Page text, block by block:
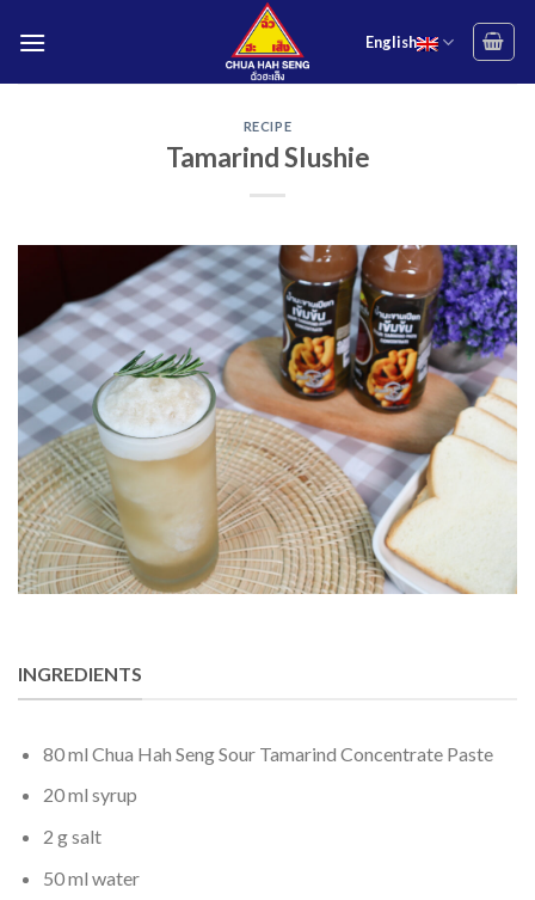
English
RECIPE
Tamarind Slushie
INGREDIENTS
80 ml Chua Hah Seng Sour Tamarind Concentrate Paste
20 ml syrup
2 g salt
50 ml water